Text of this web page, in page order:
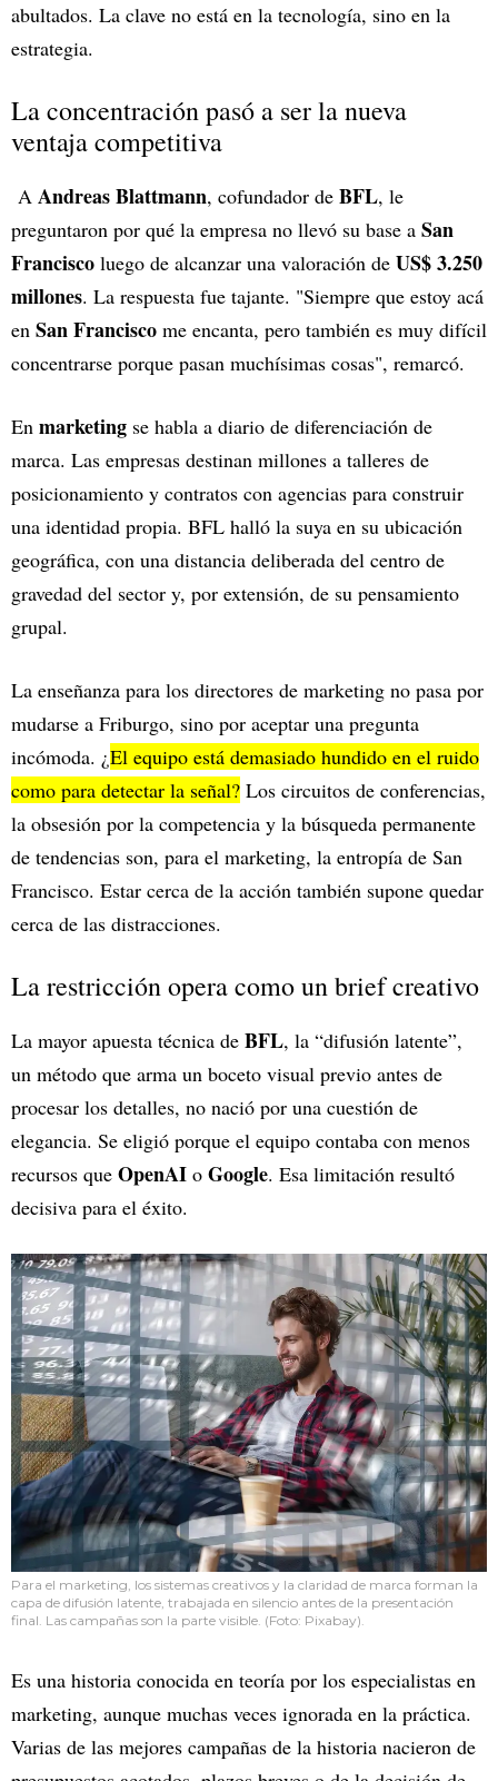
abultados. La clave no está en la tecnología, sino en la
estrategia.
La concentración pasó a ser la nueva
ventaja competitiva
A Andreas Blattmann, cofundador de BFL, le
preguntaron por qué la empresa no llevó su base a San
Francisco luego de alcanzar una valoración de US$ 3.250
millones. La respuesta fue tajante. "Siempre que estoy acá
en San Francisco me encanta, pero también es muy difícil
concentrarse porque pasan muchísimas cosas", remarcó.
En marketing se habla a diario de diferenciación de
marca. Las empresas destinan millones a talleres de
posicionamiento y contratos con agencias para construir
una identidad propia. BFL halló la suya en su ubicación
geográfica, con una distancia deliberada del centro de
gravedad del sector y, por extensión, de su pensamiento
grupal.
La enseñanza para los directores de marketing no pasa por
mudarse a Friburgo, sino por aceptar una pregunta
incómoda. ¿El equipo está demasiado hundido en el ruido
como para detectar la señal? Los circuitos de conferencias,
la obsesión por la competencia y la búsqueda permanente
de tendencias son, para el marketing, la entropía de San
Francisco. Estar cerca de la acción también supone quedar
cerca de las distracciones.
La restricción opera como un brief creativo
La mayor apuesta técnica de BFL, la “difusión latente”,
un método que arma un boceto visual previo antes de
procesar los detalles, no nació por una cuestión de
elegancia. Se eligió porque el equipo contaba con menos
recursos que OpenAI o Google. Esa limitación resultó
decisiva para el éxito.
Para el marketing, los sistemas creativos y la claridad de marca forman la
capa de difusión latente, trabajada en silencio antes de la presentación
final. Las campañas son la parte visible. (Foto: Pixabay).
Es una historia conocida en teoría por los especialistas en
marketing, aunque muchas veces ignorada en la práctica.
Varias de las mejores campañas de la historia nacieron de